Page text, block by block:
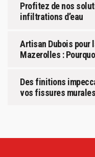
Profitez de nos
infiltrations d’eau
Artisan Dubois pour
Mazerolles :
Des finitions
vos fissures